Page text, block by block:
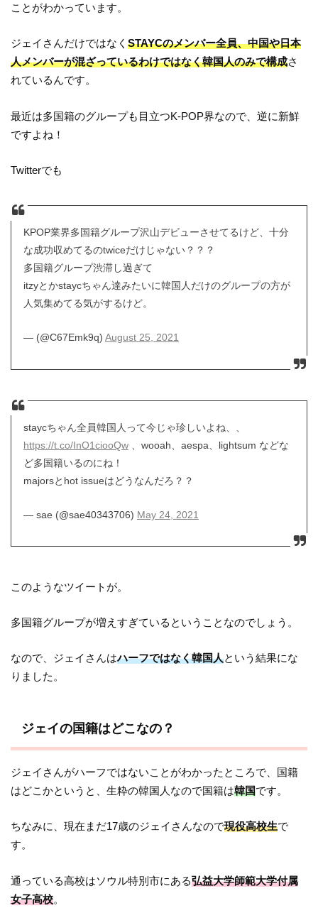
ことがわかっています。
ジェイさんだけではなくSTAYCのメンバー全員、中国や日本
人メンバーが混ざっているわけではなく韓国人のみで構成さ
れているんです。
最近は多国籍のグループも目立つK-POP界なので、逆に新鮮
ですよね！
Twitterでも
KPOP業界多国籍グループ沢山デビューさせてるけど、十分
な成功収めてるのtwiceだけじゃない？？？
多国籍グループ渋滞し過ぎて
itzyとかstaycちゃん達みたいに韓国人だけのグループの方が
人気集めてる気がするけど。
— (@C67Emk9q) August 25, 2021
staycちゃん全員韓国人って今じゃ珍しいよね、、
https://t.co/InO1ciooQw、wooah、aespa、lightsum などな
ど多国籍いるのにね！
majorsとhot issueはどうなんだろ？？
— sae (@sae40343706) May 24, 2021
このようなツイートが。
多国籍グループが増えすぎているということなのでしょう。
なので、ジェイさんはハーフではなく韓国人という結果にな
りました。
ジェイの国籍はどこなの？
ジェイさんがハーフではないことがわかったところで、国籍
はどこかというと、生粋の韓国人なので国籍は韓国です。
ちなみに、現在まだ17歳のジェイさんなので現役高校生で
す。
通っている高校はソウル特別市にある弘益大学師範大学付属
女子高校。